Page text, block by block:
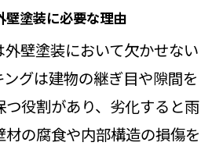
壁塗装に必要な理由
外壁塗装において欠かせない
グは建物の継ぎ目や隙間を
役割があり、劣化すると雨
の腐食や内部構造の損傷を